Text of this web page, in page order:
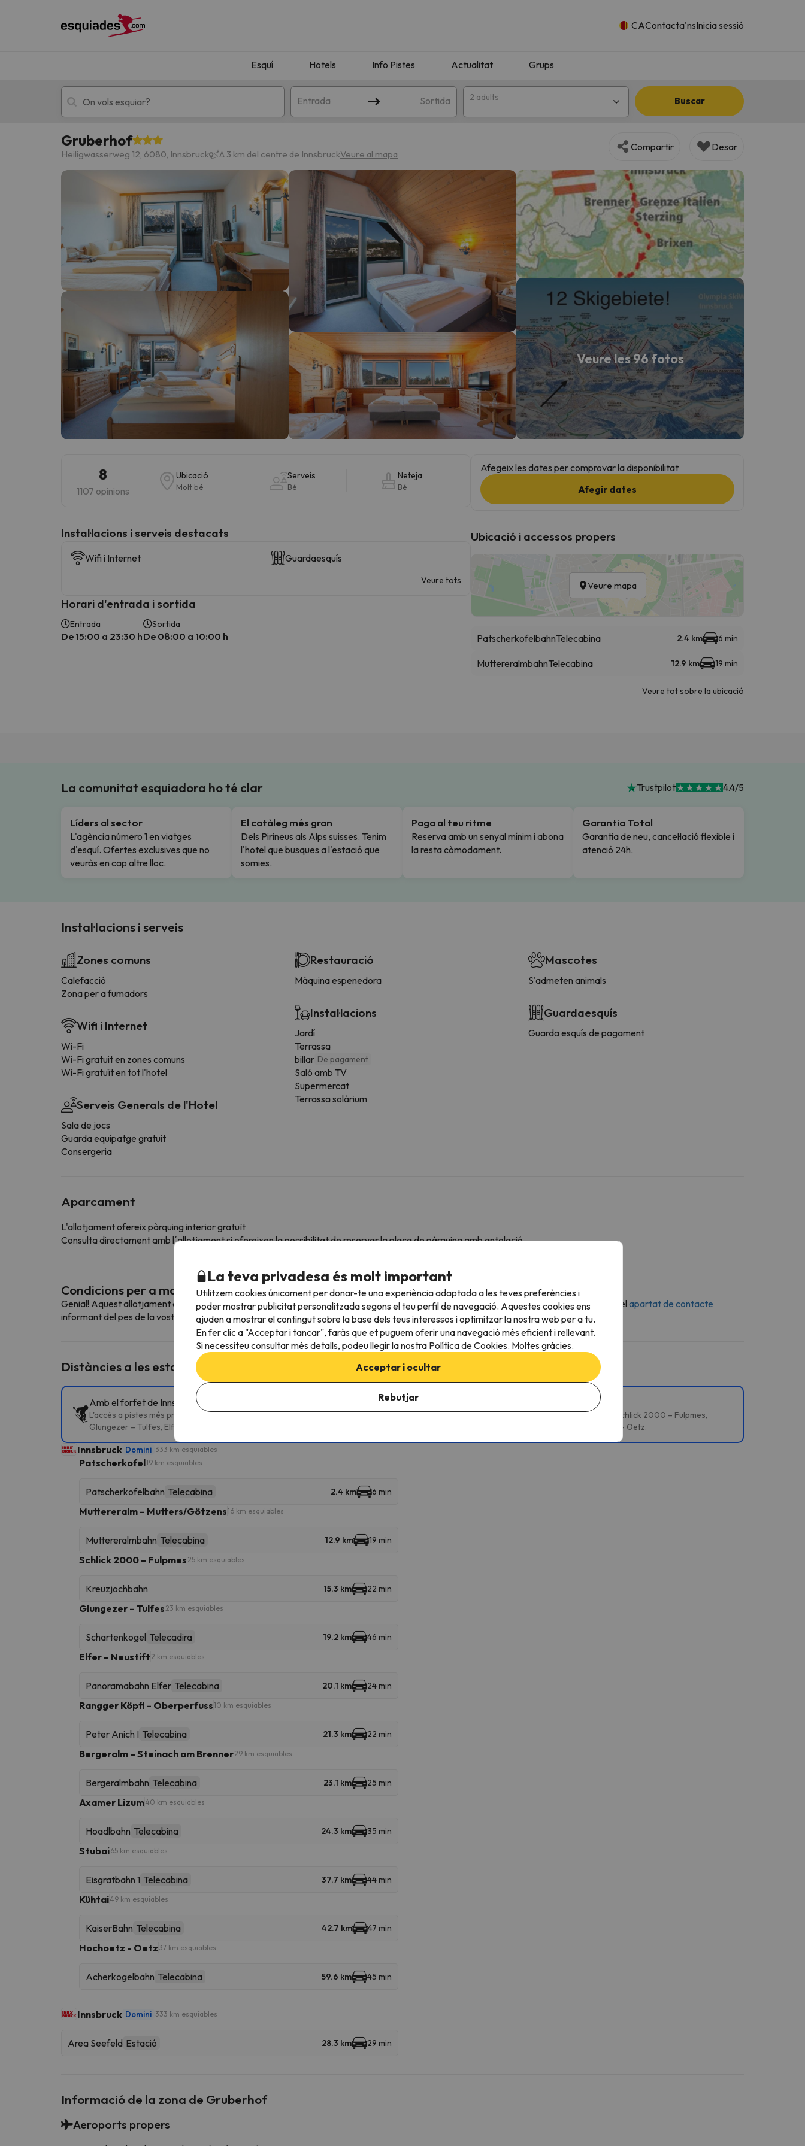
CAContacta'nsInicia sessió
Esquí Hotels Info Pistes Actualitat Grups
Entrada Sortida 2 adults Buscar
Esquí Escapades
!Vaja! No hem trobat resultats que coincideixin amb la teva cerca. Intenteu modificar la destinació.
Vaja! Sembla que el nostre cercador ha perdut el nord. Quan trobi la seva brúixola torna.
Gruberhof
Heiligwasserweg 12, 6080, Innsbruck A 3 km del centre de InnsbruckVeure al mapa
Compartir Desar
Veure les 96 fotos
8
1107 opinions
Ubicació
Molt bé
Serveis
Bé
Neteja
Bé
Instal·lacions i serveis destacats
Wifi i Internet Guardaesquís
Veure tots
Horari d'entrada i sortida
Entrada
De 15:00 a 23:30 h
Sortida
De 08:00 a 10:00 h
Afegeix les dates per comprovar la disponibilitat
Afegir dates
Ubicació i accessos propers
Veure mapa
PatscherkofelbahnTelecabina 2.4 km 6 min
MuttereralmbahnTelecabina 12.9 km 19 min
Veure tot sobre la ubicació
La comunitat esquiadora ho té clar Trustpilot 4.4/5
Líders al sector
L'agència número 1 en viatges
d'esquí. Ofertes exclusives que no
veuràs en cap altre lloc.
El catàleg més gran
Dels Pirineus als Alps suisses. Tenim
l'hotel que busques a l'estació que
somies.
Paga al teu ritme
Reserva amb un senyal mínim i abona
la resta còmodament.
Garantia Total
Garantia de neu, cancel·lació flexible i
atenció 24h.
Instal·lacions i serveis
Zones comuns
Calefacció
Zona per a fumadors
Wifi i Internet
Wi-Fi
Wi-Fi gratuit en zones comuns
Wi-Fi gratuït en tot l'hotel
Serveis Generals de l'Hotel
Sala de jocs
Guarda equipatge gratuit
Consergeria
Restauració
Màquina espenedora
Instal·lacions
Jardí
Terrassa
billar De pagament
Saló amb TV
Supermercat
Terrassa solàrium
Mascotes
S'admeten animals
Guardaesquís
Guarda esquís de pagament
Aparcament
L'allotjament ofereix pàrquing interior gratuït
Consulta directament amb l´allotjament si ofereixen la possibilitat de reservar la plaça de pàrquing amb antelació.
Condicions per a mascotes
Genial! Aquest allotjament admet mascotes. Per consultar les vostres condicions és imprescindible que ens envieu un missatge a través del apartat de contacte
informant del pes de la vostra mascota.
Distàncies a les estacions d'esquí properes
Amb el forfet de Innsbruck pots esquiar a diverses estacions d'esquí i gaudir de 333 km esquiables
L'accés a pistes més proper és Patscherkofelbahn a Patscherkofel. A més podràs esquiar a Patscherkofel, Muttereralm – Mutters/Götzens, Schlick 2000 – Fulpmes,
Glungezer – Tulfes, Elfer – Neustift, Rangger Köpfl – Oberperfuss, Bergeralm – Steinach am Brenner, Axamer Lizum, Stubai, Kühtai i Hochoetz - Oetz.
Innsbruck Domini 333 km esquiables
Patscherkofel19 km esquiables
Patscherkofelbahn Telecabina 2.4 km 6 min
Muttereralm – Mutters/Götzens16 km esquiables
Muttereralmbahn Telecabina 12.9 km 19 min
Schlick 2000 – Fulpmes 25 km esquiables
Kreuzjochbahn 15.3 km 22 min
Glungezer – Tulfes 23 km esquiables
Schartenkogel Telecadira 19.2 km 46 min
Elfer – Neustift 2 km esquiables
Panoramabahn Elfer Telecabina 20.1 km 24 min
Rangger Köpfl – Oberperfuss10 km esquiables
Peter Anich I Telecabina 21.3 km 22 min
Bergeralm – Steinach am Brenner29 km esquiables
Bergeralmbahn Telecabina 23.1 km 25 min
Axamer Lizum40 km esquiables
Hoadlbahn Telecabina 24.3 km 35 min
Stubai65 km esquiables
Eisgratbahn 1 Telecabina 37.7 km 44 min
Kühtai49 km esquiables
KaiserBahn Telecabina 42.7 km 47 min
Hochoetz - Oetz 37 km esquiables
Acherkogelbahn Telecabina 59.6 km 45 min
Innsbruck Domini 333 km esquiables
Area Seefeld Estació 28.3 km 29 min
Informació de la zona de Gruberhof
Aeroports propers
La teva privadesa és molt important
Utilitzem cookies únicament per donar-te una experiència adaptada a les teves preferències i
poder mostrar publicitat personalitzada segons el teu perfil de navegació. Aquestes cookies ens
ajuden a mostrar el contingut sobre la base dels teus interessos i optimitzar la nostra web per a tu.
En fer clic a "Acceptar i tancar", faràs que et puguem oferir una navegació més eficient i rellevant.
Si necessiteu consultar més detalls, podeu llegir la nostra Política de Cookies. Moltes gràcies.
Acceptar i ocultar
Rebutjar